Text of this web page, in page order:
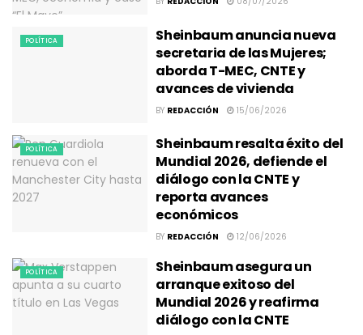
POLÍTICA
Sheinbaum anuncia nueva
secretaria de las Mujeres;
aborda T-MEC, CNTE y
avances de vivienda
BY REDACCIÓN 15/06/2026
POLÍTICA
Sheinbaum resalta éxito del
Mundial 2026, defiende el
diálogo con la CNTE y
reporta avances
económicos
BY REDACCIÓN 12/06/2026
POLÍTICA
Sheinbaum asegura un
arranque exitoso del
Mundial 2026 y reafirma
diálogo con la CNTE